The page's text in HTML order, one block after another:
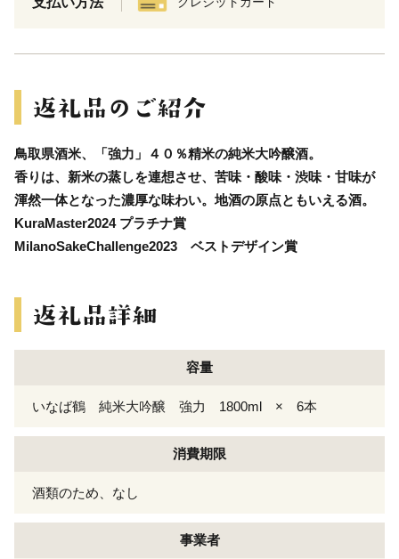
鳥取県酒米、「強力」４０％精米の純米大吟醸酒。
香りは、新米の蒸しを連想させ、苦味・酸味・渋味・甘味が
渾然一体となった濃厚な味わい。地酒の原点ともいえる酒。
KuraMaster2024 プラチナ賞
MilanoSakeChallenge2023 ベストデザイン賞
容量
いなば鶴 純米大吟醸 強力 1800ml × 6本
消費期限
酒類のため、なし
事業者